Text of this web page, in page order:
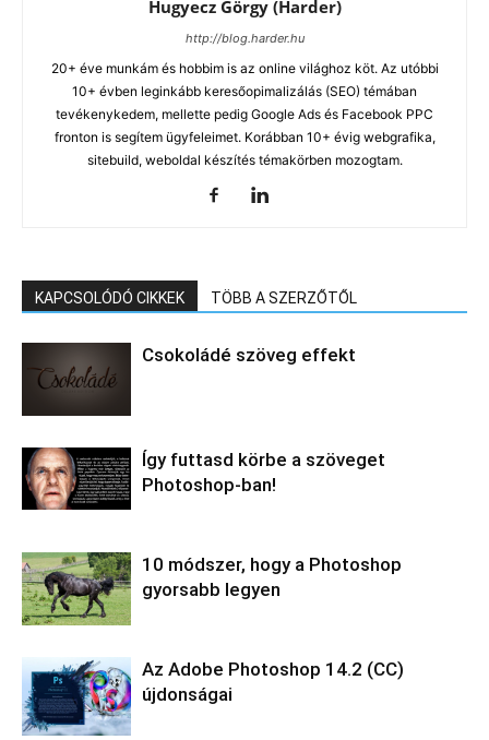
Hugyecz Görgy (Harder)
http://blog.harder.hu
20+ éve munkám és hobbim is az online világhoz köt. Az utóbbi
10+ évben leginkább keresőopimalizálás (SEO) témában
tevékenykedem, mellette pedig Google Ads és Facebook PPC
fronton is segítem ügyfeleimet. Korábban 10+ évig webgrafika,
sitebuild, weboldal készítés témakörben mozogtam.
KAPCSOLÓDÓ CIKKEK TÖBB A SZERZŐTŐL
Csokoládé szöveg effekt
Így futtasd körbe a szöveget
Photoshop-ban!
10 módszer, hogy a Photoshop
gyorsabb legyen
Az Adobe Photoshop 14.2 (CC)
újdonságai